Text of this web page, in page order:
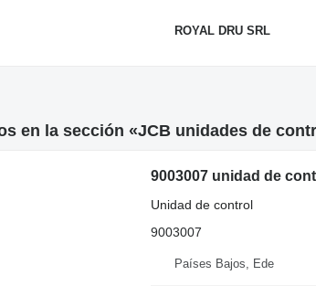
ROYAL DRU SRL
en la sección «JCB unidades de
Unidad de control
9003007
Países Bajos, Ede